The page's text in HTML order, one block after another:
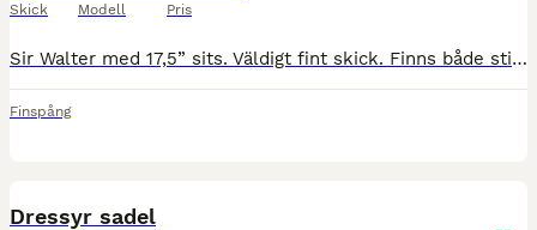
Skick Modell Pris
Sir Walter med 17,5” sits. Väldigt fint skick. Finns både stigläder och stigbyglar samt fint sadelskydd.
Finspång
Dressyr sadel